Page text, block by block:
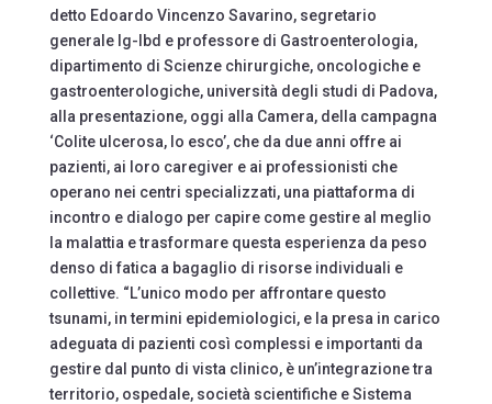
detto Edoardo Vincenzo Savarino, segretario
generale Ig-Ibd e professore di Gastroenterologia,
dipartimento di Scienze chirurgiche, oncologiche e
gastroenterologiche, università degli studi di Padova,
alla presentazione, oggi alla Camera, della campagna
‘Colite ulcerosa, Io esco’, che da due anni offre ai
pazienti, ai loro caregiver e ai professionisti che
operano nei centri specializzati, una piattaforma di
incontro e dialogo per capire come gestire al meglio
la malattia e trasformare questa esperienza da peso
denso di fatica a bagaglio di risorse individuali e
collettive. “L’unico modo per affrontare questo
tsunami, in termini epidemiologici, e la presa in carico
adeguata di pazienti così complessi e importanti da
gestire dal punto di vista clinico, è un’integrazione tra
territorio, ospedale, società scientifiche e Sistema